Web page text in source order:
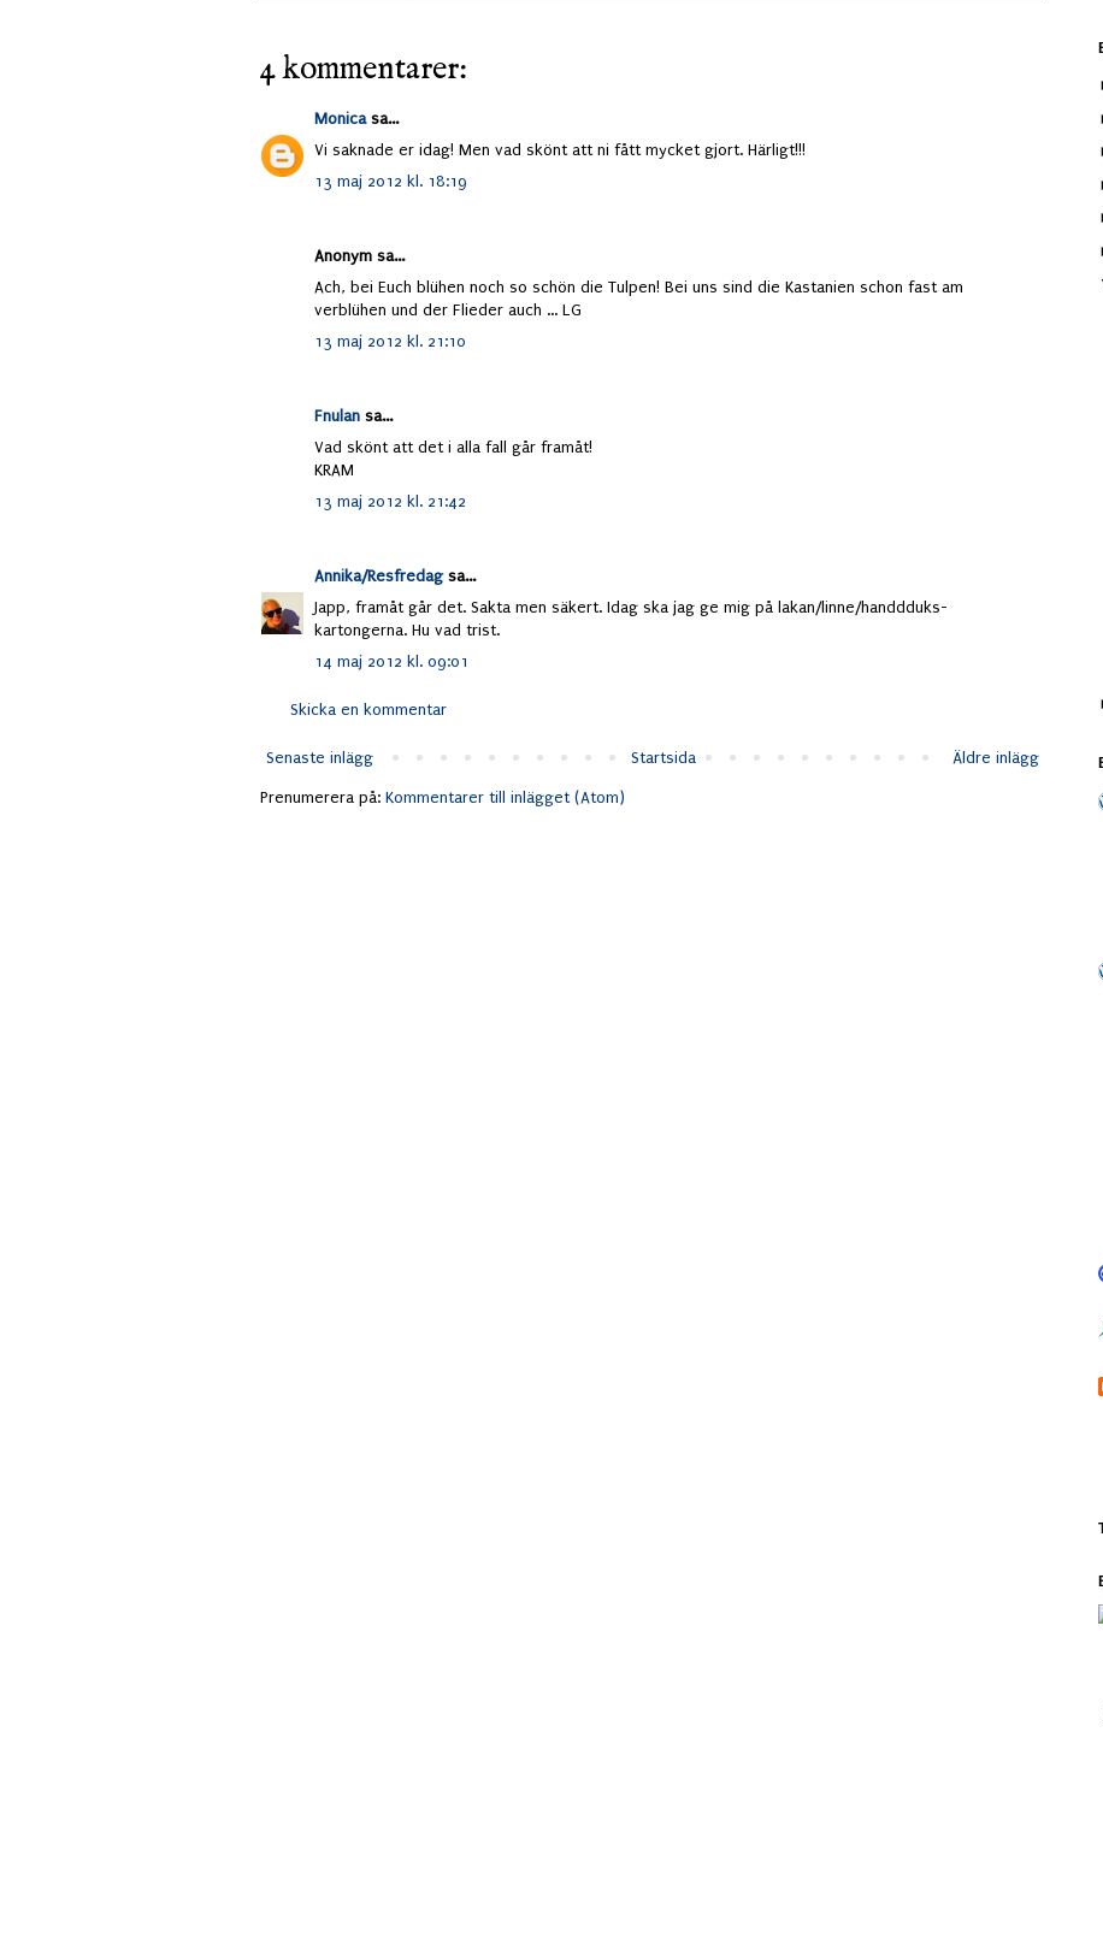
4 kommentarer:
Monicasa...
Vi saknade er idag! Men vad skönt att ni fått mycket gjort. Härligt!!!
13 maj 2012 kl. 18:19
Anonym sa...
Ach, bei Euch blühen noch so schön die Tulpen! Bei uns sind die Kastanien schon fast am
verblühen und der Flieder auch ... LG
13 maj 2012 kl. 21:10
Fnulan sa...
Vad skönt att det i alla fall går framåt!
KRAM
13 maj 2012 kl. 21:42
Annika/Resfredagsa...
Japp, framåt går det. Sakta men säkert. Idag ska jag ge mig på lakan/linne/handdduks-
kartongerna. Hu vad trist.
14 maj 2012 kl. 09:01
Skicka en kommentar
Senaste inlägg Äldre inlägg
Startsida
Prenumerera på: Kommentarer till inlägget (Atom)